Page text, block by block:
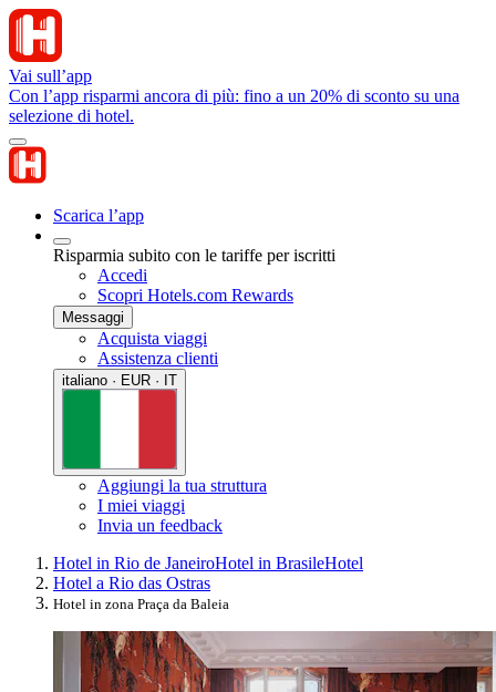
Vai sull’app
Con l’app risparmi ancora di più: fino a un 20% di sconto su una
selezione di hotel.
Scarica l’app
Risparmia subito con le tariffe per iscritti
Accedi
Scopri Hotels.com Rewards
Messaggi
Acquista viaggi
Assistenza clienti
italiano · EUR · IT
Aggiungi la tua struttura
I miei viaggi
Invia un feedback
Hotel in Rio de JaneiroHotel in BrasileHotel
Hotel a Rio das Ostras
Hotel in zona Praça da Baleia